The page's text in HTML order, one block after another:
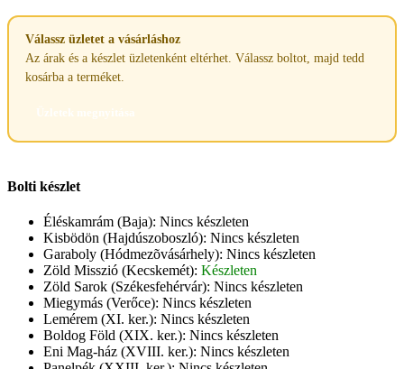
Válassz üzletet a vásárláshoz
Az árak és a készlet üzletenként eltérhet. Válassz boltot, majd tedd
kosárba a terméket.
Üzletek megnyitása
Bolti készlet
Éléskamrám (Baja): Nincs készleten
Kisbödön (Hajdúszoboszló): Nincs készleten
Garaboly (Hódmezõvásárhely): Nincs készleten
Zöld Misszió (Kecskemét): Készleten
Zöld Sarok (Székesfehérvár): Nincs készleten
Miegymás (Verőce): Nincs készleten
Lemérem (XI. ker.): Nincs készleten
Boldog Föld (XIX. ker.): Nincs készleten
Eni Mag-ház (XVIII. ker.): Nincs készleten